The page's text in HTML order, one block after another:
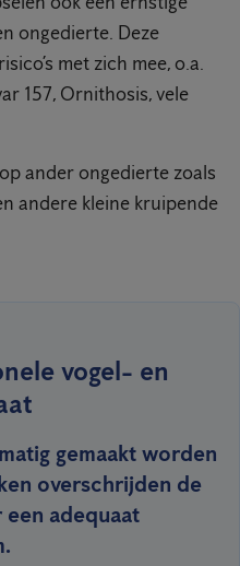
ongedierte. Deze
met zich mee, o.a.
157, Ornithosis, vele
ander ongedierte zoals
andere kleine kruipende
vogel- en
gemaakt worden
overschrijden de
adequaat